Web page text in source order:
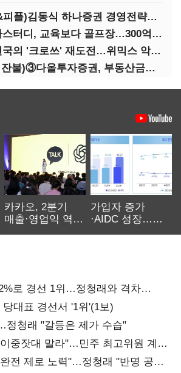
[IB토마토](IB&피플)김동식 하나증권 경영전략본부장
[IB토마토]메가스터디, 교육보다 골프장…300억 대여 뒤 보증 리스크
[IB토마토]장현국의 '크로쓰' 재도전…위믹스 악몽 지울 수 있나
[IB토마토](PF 잔불)③다올투자증권, 부동산금융 줄였지만 정상화는 진행형
카카오, 2분기
매출·영업익 역대
가입자 증가
·AIDC 성장…
로 경선 1위…정청래와 격차
당대표 경선서 '1위'(1보)
정청래 "갈등은 제가 수습"
중잣대 말라"…민주 최고위원 계파
전 제로 노력"…정청래 "반명 공세